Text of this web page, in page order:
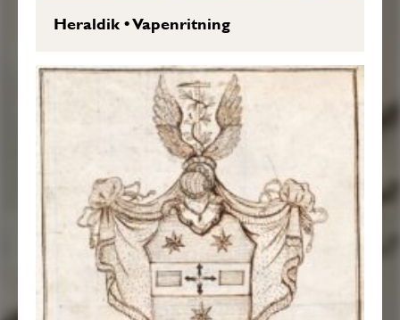
Heraldik•Vapenritning